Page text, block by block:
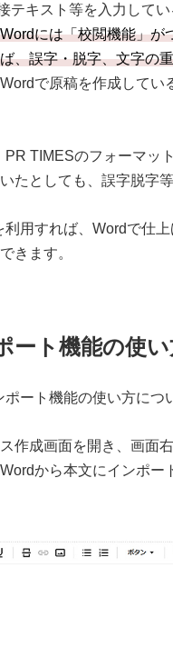
テキスト等を入力して
Wordには「校閲機能」が
、誤字・脱字、文字の
で原稿を作成してい
TIMESのフォーマッ
たとしても、誤字脱字
用すれば、Wordで仕
きます。
ート機能の使
ート機能の使い方につ
作成画面を開き、画面
から本文にインポー